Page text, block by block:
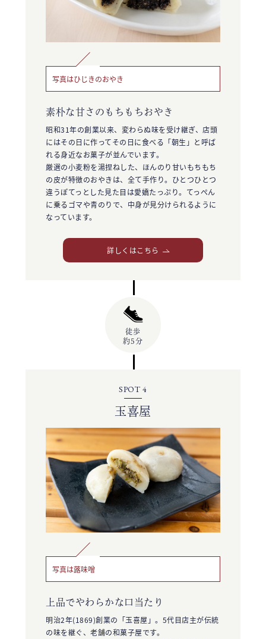
写真はひじきのおやき
素朴な甘さのもちもちおやき
昭和31年の創業以来、変わらぬ味を受け継ぎ、店頭
にはその日に作ってその日に食べる「朝生」と呼ば
れる身近なお菓子が並んでいます。
厳選の小麦粉を湯捏ねした、ほんのり甘いもちもち
の皮が特徴のおやきは、全て手作り。ひとつひとつ
違うぽてっとした見た目は愛嬌たっぷり。てっぺん
に乗るゴマや青のりで、中身が見分けられるように
なっています。
詳しくはこちら
徒歩
約5分
SPOT 4
玉喜屋
写真は蕗味噌
上品でやわらかな口当たり
明治2年(1869)創業の「玉喜屋」。5代目店主が伝統
の味を継ぐ、老舗の和菓子屋です。